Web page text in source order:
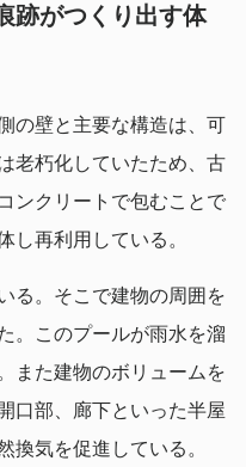
跡がつくり出す体
の壁と主要な構造は、可
老朽化していたため、古
ンクリートで包むことで
し再利用している。
る。そこで建物の周囲を
。このプールが雨水を溜
また建物のボリュームを
口部、廊下といった半屋
換気を促進している。